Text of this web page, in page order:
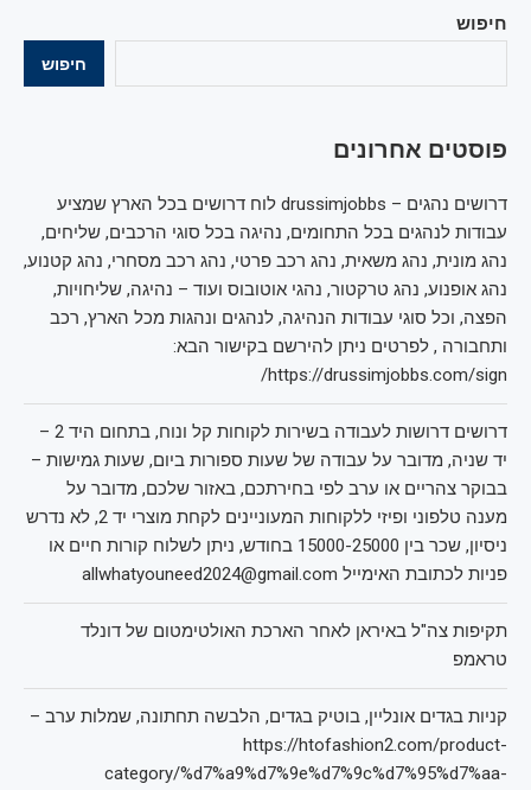
חיפוש
חיפוש
פוסטים אחרונים
דרושים נהגים – drussimjobbs לוח דרושים בכל הארץ שמציע
עבודות לנהגים בכל התחומים, נהיגה בכל סוגי הרכבים, שליחים,
נהג מונית, נהג משאית, נהג רכב פרטי, נהג רכב מסחרי, נהג קטנוע,
נהג אופנוע, נהג טרקטור, נהגי אוטובוס ועוד – נהיגה, שליחויות,
הפצה, וכל סוגי עבודות הנהיגה, לנהגים ונהגות מכל הארץ, רכב
ותחבורה , לפרטים ניתן להירשם בקישור הבא:
https://drussimjobbs.com/sign/
דרושים דרושות לעבודה בשירות לקוחות קל ונוח, בתחום היד 2 –
יד שניה, מדובר על עבודה של שעות ספורות ביום, שעות גמישות –
בבוקר צהריים או ערב לפי בחירתכם, באזור שלכם, מדובר על
מענה טלפוני ופיזי ללקוחות המעוניינים לקחת מוצרי יד 2, לא נדרש
ניסיון, שכר בין 15000-25000 בחודש, ניתן לשלוח קורות חיים או
פניות לכתובת האימייל allwhatyouneed2024@gmail.com
תקיפות צה"ל באיראן לאחר הארכת האולטימטום של דונלד
טראמפ
קניות בגדים אונליין, בוטיק בגדים, הלבשה תחתונה, שמלות ערב –
https://htofashion2.com/product-
category/%d7%a9%d7%9e%d7%9c%d7%95%d7%aa-